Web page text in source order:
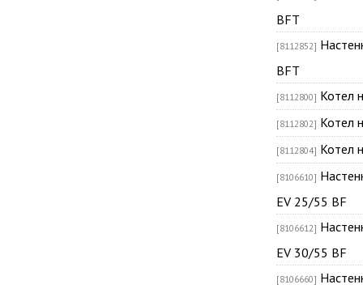
BFT
[8112852]
BFT
[8112800] Котел
[8112802] Котел
[8112804] Котел
[8106610]
EV 25/55 BF
[8106612]
EV 30/55 BF
[8106660]